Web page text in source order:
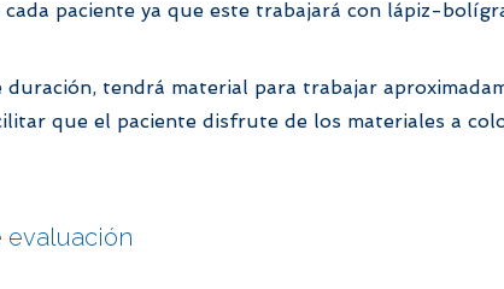
cada paciente ya que este trabajará con lápiz-
duración, tendrá material para trabajar
que el paciente disfrute de los materiales a
evaluación